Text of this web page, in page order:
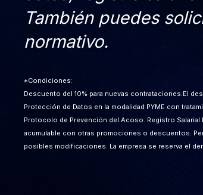
También puedes
normativo.
*Condiciones:
Descuento del 10% para nuevas contrataciones.El
Protección de Datos en la modalidad PYME con
Protocolo de Prevención del Acoso. Registro
acumulable con otras promociones o descuentos.
posibles modificaciones. La empresa se reserva el